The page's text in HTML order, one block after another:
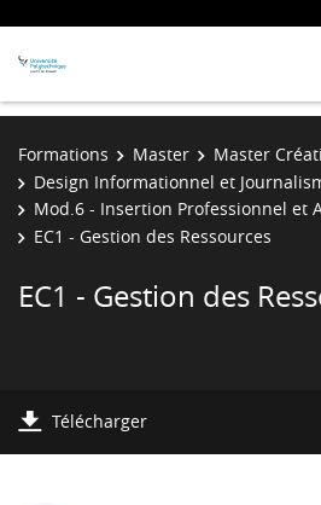
Formations Master
Master
Design Informationnel et
Mod.6 - Insertion Professionnel et
EC1 - Gestion des Ressources
EC1 - Gestion des
Télécharger